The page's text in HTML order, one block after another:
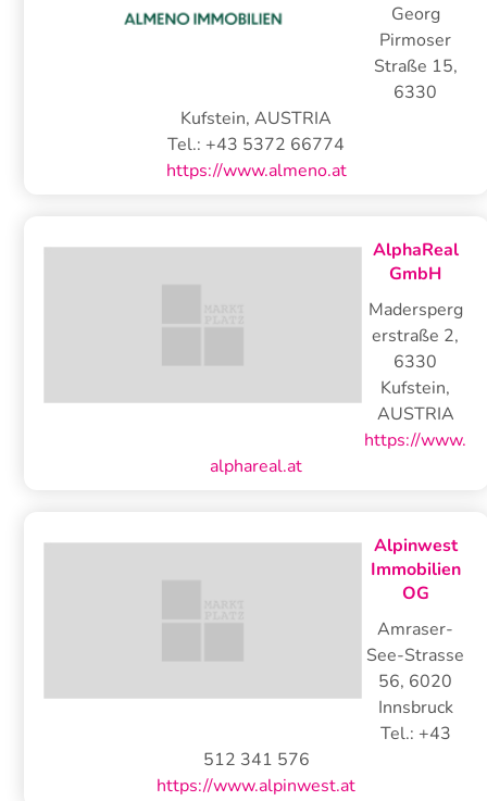
Georg
Pirmoser
Straße 15,
6330
Kufstein, AUSTRIA
Tel.: +43 5372 66774
https://www.almeno.at
AlphaReal
GmbH
Madersperg
erstraße 2,
6330
Kufstein,
AUSTRIA
https://www.
alphareal.at
Alpinwest
Immobilien
OG
Amraser-
See-Strasse
56, 6020
Innsbruck
Tel.: +43
512 341 576
https://www.alpinwest.at